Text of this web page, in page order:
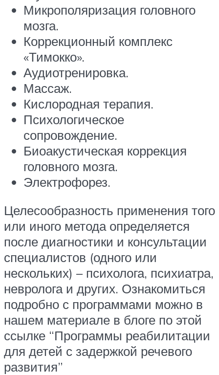
Микрополяризация головного
мозга.
Коррекционный комплекс
«Тимокко».
Аудиотренировка.
Массаж.
Кислородная терапия.
Психологическое
сопровождение.
Биоакустическая коррекция
головного мозга.
Электрофорез.
Целесообразность применения того
или иного метода определяется
после диагностики и консультации
специалистов (одного или
нескольких) – психолога, психиатра,
невролога и других. Ознакомиться
подробно с программами можно в
нашем материале в блоге по этой
ссылке “Программы реабилитации
для детей с задержкой речевого
развития”